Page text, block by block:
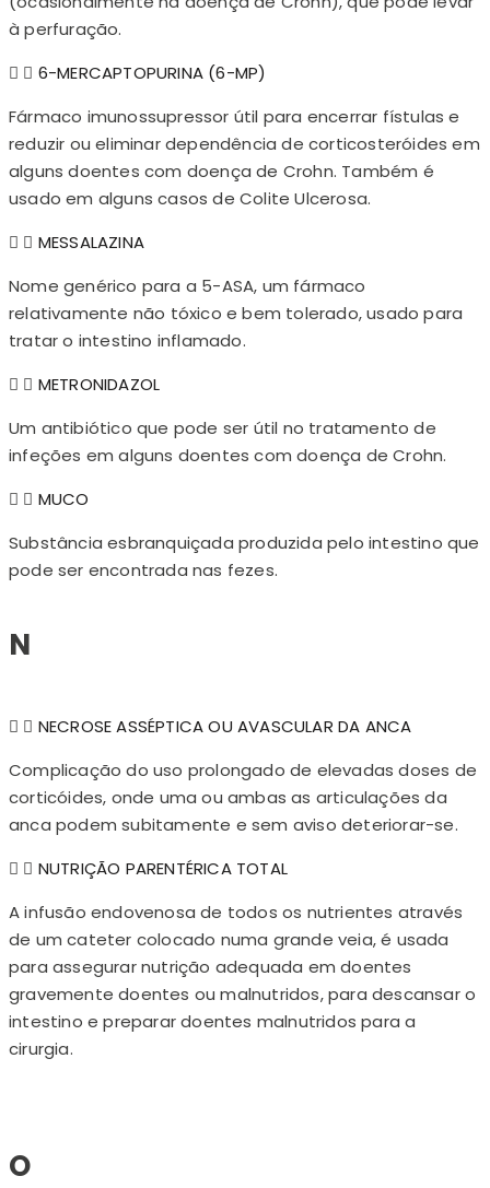
à perfuração.
6-MERCAPTOPURINA (6-MP)
Fármaco imunossupressor útil para encerrar fístulas e
reduzir ou eliminar dependência de corticosteróides em
alguns doentes com doença de Crohn. Também é
usado em alguns casos de Colite Ulcerosa.
MESSALAZINA
Nome genérico para a 5-ASA, um fármaco
relativamente não tóxico e bem tolerado, usado para
tratar o intestino inflamado.
METRONIDAZOL
Um antibiótico que pode ser útil no tratamento de
infeções em alguns doentes com doença de Crohn.
MUCO
Substância esbranquiçada produzida pelo intestino que
pode ser encontrada nas fezes.
N
NECROSE ASSÉPTICA OU AVASCULAR DA ANCA
Complicação do uso prolongado de elevadas doses de
corticóides, onde uma ou ambas as articulações da
anca podem subitamente e sem aviso deteriorar-se.
NUTRIÇÃO PARENTÉRICA TOTAL
A infusão endovenosa de todos os nutrientes através
de um cateter colocado numa grande veia, é usada
para assegurar nutrição adequada em doentes
gravemente doentes ou malnutridos, para descansar o
intestino e preparar doentes malnutridos para a
cirurgia.
O